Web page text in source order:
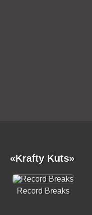
«Krafty Kuts»
Record Breaks